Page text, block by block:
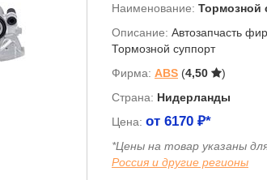
Наименование: Тормозной
Описание: Автозапчасть
Тормозной суппорт
Фирма: ABS (4,50
)
Страна: Нидерланды
Цена: от 6170 ₽*
*Цены на товар указаны
Россия и другие регионы